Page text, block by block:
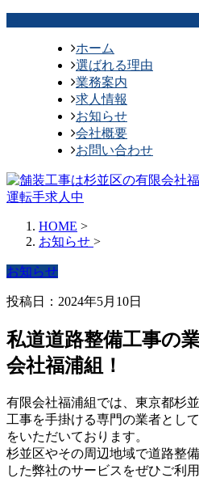
ホーム
選ばれる理由
業務案内
求人情報
お知らせ
会社概要
お問い合わせ
HOME >
お知らせ >
お知らせ
投稿日：2024年5月10日
私道道路整備工事の
会社福浦組！
有限会社福浦組では、東京都杉
工事を手掛ける専門の業者とし
をいただいております。
杉並区やその周辺地域で道路整
した弊社のサービスをぜひご利用